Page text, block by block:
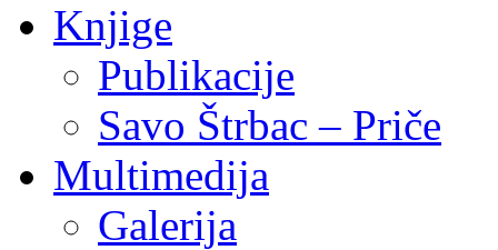
Knjige
Publikacije
Savo Štrbac – Priče
Multimedija
Galerija